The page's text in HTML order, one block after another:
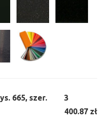
665, szer.
3
400.87 zł